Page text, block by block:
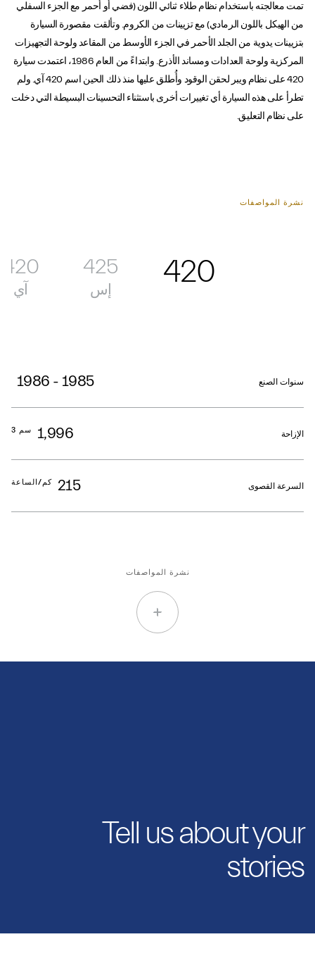
تمت معالجته باستخدام نظام طلاء ثنائي اللون (فضي أو أحمر مع الجزء السفلي
من الهيكل باللون الرمادي) مع تزيينات من الكروم. وتألقت مقصورة السيارة
بتزيينات يدوية من الجلد الأحمر في الجزء الأوسط من المقاعد ولوحة التجهيزات
المركزية ولوحة العدادات ومساند الأذرع. وابتداءً من العام 1986، اعتمدت سيارة
420 على نظام ويبر لحقن الوقود وأُطلق عليها منذ ذلك الحين اسم 420 آي. ولم
تطرأ على هذه السيارة أي تغييرات أخرى باستثناء التحسينات البسيطة التي دخلت
على نظام التعليق.
نشرة المواصفات
420
425
إس
420
آي
سنوات الصنع 1985 - 1986
الإزاحة 1,996 سم 3
السرعة القصوى 215 كم/الساعة
نشرة المواصفات
Tell us about your
stories